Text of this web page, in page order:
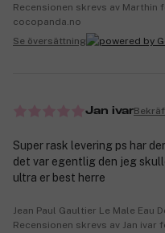
Recensionen skrevs av Marthin
cocopanda.no
Se översättning
Jan ivar
Super rask levering ps har
det var egentlig den jeg
ultra er best herre
Jean Paul Gaultier Le Male Eau
Recensionen skrevs av Jan ivar